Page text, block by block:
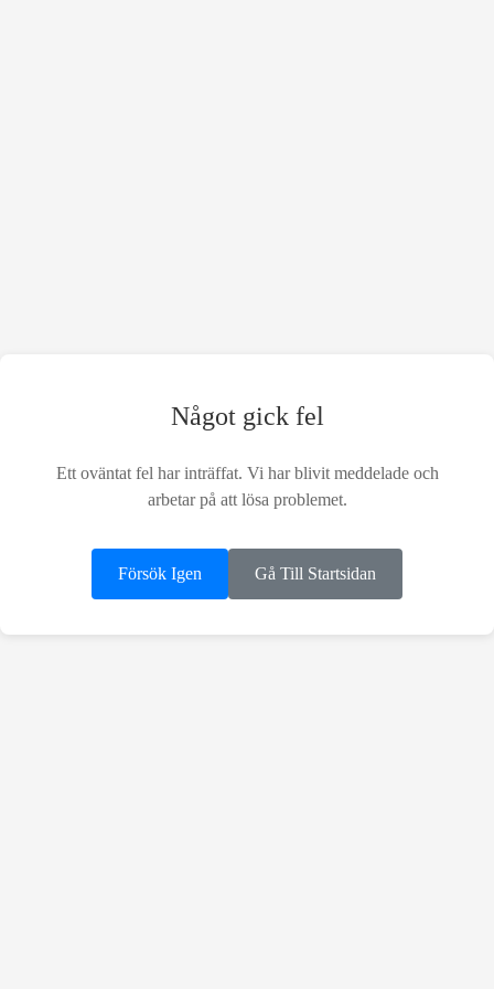
Något gick fel
Ett oväntat fel har inträffat. Vi har blivit meddelade och
arbetar på att lösa problemet.
Försök Igen Gå Till Startsidan